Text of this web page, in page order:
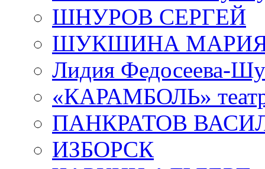
ШНУРОВ СЕРГЕЙ
ШУКШИНА
Лидия Федосеева-
«КАРАМБОЛЬ»
ПАНКРАТОВ
ИЗБОРСК